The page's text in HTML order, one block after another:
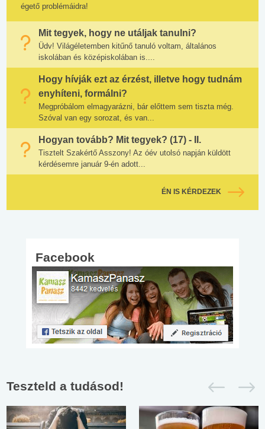
égető problémáidra!
Mit tegyek, hogy ne utáljak tanulni?
Üdv! Világéletemben kitűnő tanuló voltam, általános
iskolában és középiskolában is....
Hogy hívják ezt az érzést, illetve hogy tudnám
enyhíteni, formálni?
Megpróbálom elmagyarázni, bár előttem sem tiszta még.
Szóval van egy sorozat, és van...
Hogyan tovább? Mit tegyek? (17) - II.
Tisztelt Szakértő Asszony! Az óév utolsó napján küldött
kérdésemre január 9-én adott...
ÉN IS KÉRDEZEK
Facebook
Teszteld a tudásod!